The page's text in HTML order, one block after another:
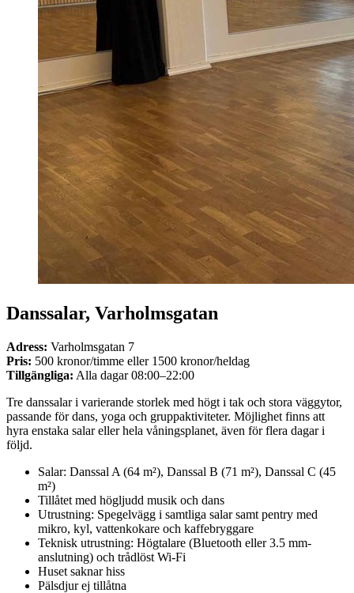
Danssalar, Varholmsgatan
Adress: Varholmsgatan 7
Pris: 500 kronor/timme eller 1500 kronor/heldag
Tillgängliga: Alla dagar 08:00–22:00
Tre danssalar i varierande storlek med högt i tak och stora väggytor,
passande för dans, yoga och gruppaktiviteter. Möjlighet finns att
hyra enstaka salar eller hela våningsplanet, även för flera dagar i
följd.
Salar: Danssal A (64 m²), Danssal B (71 m²), Danssal C (45
m²)
Tillåtet med högljudd musik och dans
Utrustning: Spegelvägg i samtliga salar samt pentry med
mikro, kyl, vattenkokare och kaffebryggare
Teknisk utrustning: Högtalare (Bluetooth eller 3.5 mm-
anslutning) och trådlöst Wi-Fi
Huset saknar hiss
Pälsdjur ej tillåtna